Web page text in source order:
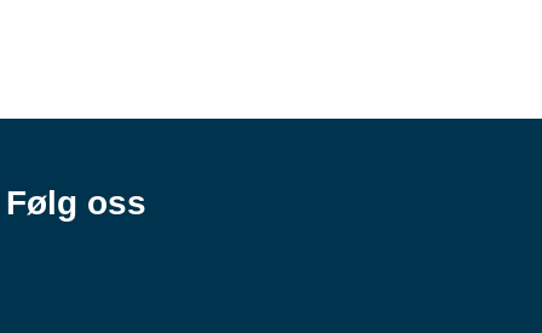
Følg oss